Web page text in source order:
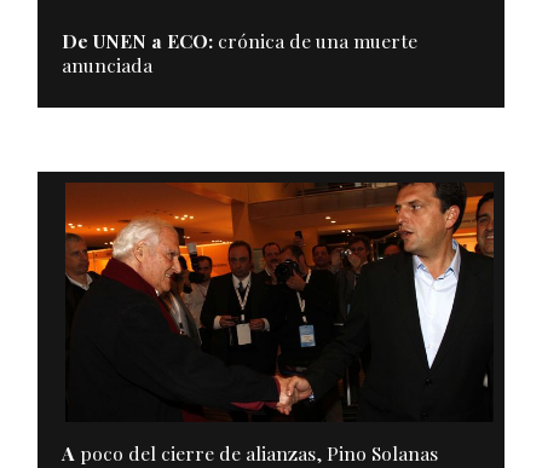
De UNEN a ECO:crónica de una muerte
anunciada
A poco del cierre de alianzas, Pino Solanas